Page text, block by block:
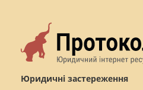
Юридичні застереження